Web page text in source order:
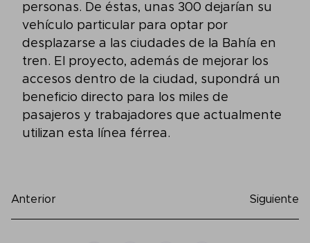
personas. De éstas, unas 300 dejarían su
vehículo particular para optar por
desplazarse a las ciudades de la Bahía en
tren. El proyecto, además de mejorar los
accesos dentro de la ciudad, supondrá un
beneficio directo para los miles de
pasajeros y trabajadores que actualmente
utilizan esta línea férrea.
Anterior Siguiente